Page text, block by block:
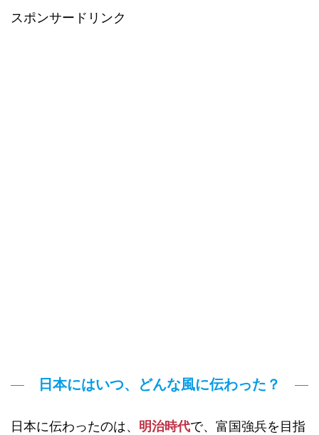
スポンサードリンク
日本にはいつ、どんな風に伝わった？
日本に伝わったのは、 明治時代で、富国強兵を目指